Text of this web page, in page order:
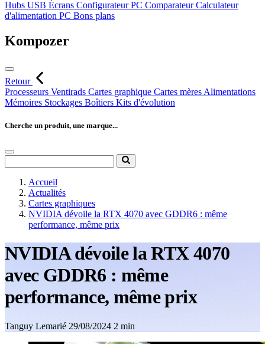
Hubs USB Écrans Configurateur PC ComparateurCalculateur
d'alimentation PC Bons plans
Kompozer
Retour
Processeurs Ventirads Cartes graphique Cartes mères Alimentations
Mémoires Stockages Boîtiers Kits d'évolution
Cherche un produit, une marque...
Accueil
Actualités
Cartes graphiques
NVIDIA dévoile la RTX 4070 avec GDDR6 : même
performance, même prix
NVIDIA dévoile la RTX 4070
avec GDDR6 : même
performance, même prix
Tanguy Lemarié 29/08/2024 2 min